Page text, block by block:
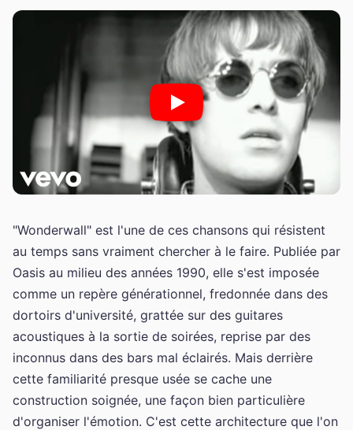
"Wonderwall" est l'une de ces chansons qui résistent
au temps sans vraiment chercher à le faire. Publiée par
Oasis au milieu des années 1990, elle s'est imposée
comme un repère générationnel, fredonnée dans des
dortoirs d'université, grattée sur des guitares
acoustiques à la sortie de soirées, reprise par des
inconnus dans des bars mal éclairés. Mais derrière
cette familiarité presque usée se cache une
construction soignée, une façon bien particulière
d'organiser l'émotion. C'est cette architecture que l'on